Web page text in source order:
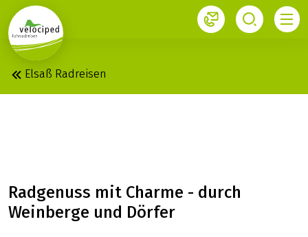
1
Elsaß Radreisen
Radgenuss mit Charme - durch
Weinberge und Dörfer